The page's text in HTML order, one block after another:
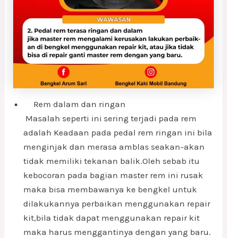
Rem dalam dan ringan
Masalah seperti ini sering terjadi pada rem
adalah Keadaan pada pedal rem ringan ini bila
menginjak dan merasa amblas seakan-akan
tidak memiliki tekanan balik.Oleh sebab itu
kebocoran pada bagian master rem ini rusak
maka bisa membawanya ke bengkel untuk
dilakukannya perbaikan menggunakan repair
kit,bila tidak dapat menggunakan repair kit
maka harus menggantinya dengan yang baru.